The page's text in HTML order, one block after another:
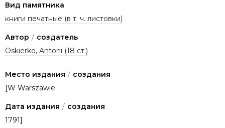
Вид памятника
книги печатные (в т. ч. листовки)
Автор / создатель
Oskierko, Antoni (18 ст.)
Место издания / создания
[W Warszawie
Дата издания / создания
1791]